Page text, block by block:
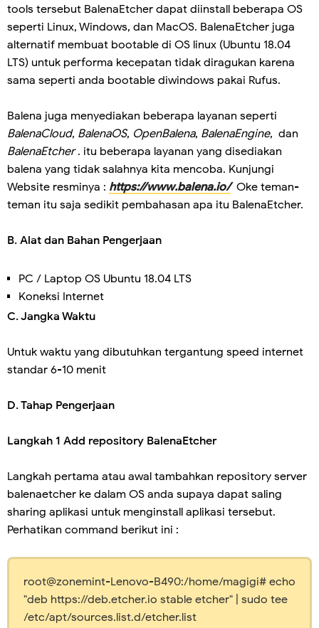
tools tersebut BalenaEtcher dapat diinstall beberapa OS
seperti Linux, Windows, dan MacOS. BalenaEtcher juga
alternatif membuat bootable di OS linux (Ubuntu 18.04
LTS) untuk performa kecepatan tidak diragukan karena
sama seperti anda bootable diwindows pakai Rufus.
Balena juga menyediakan beberapa layanan seperti
BalenaCloud, BalenaOS, OpenBalena, BalenaEngine, dan
BalenaEtcher. itu beberapa layanan yang disediakan
balena yang tidak salahnya kita mencoba. Kunjungi
Website resminya : https://www.balena.io/ Oke teman-
teman itu saja sedikit pembahasan apa itu BalenaEtcher.
B. Alat dan Bahan Pengerjaan
PC / Laptop OS Ubuntu 18.04 LTS
Koneksi Internet
C. Jangka Waktu
Untuk waktu yang dibutuhkan tergantung speed internet
standar 6-10 menit
D. Tahap Pengerjaan
Langkah 1 Add repository BalenaEtcher
Langkah pertama atau awal tambahkan repository server
balenaetcher ke dalam OS anda supaya dapat saling
sharing aplikasi untuk menginstall aplikasi tersebut.
Perhatikan command berikut ini :
root@zonemint-Lenovo-B490:/home/magigi# echo
"deb https://deb.etcher.io stable etcher" | sudo tee
/etc/apt/sources.list.d/etcher.list